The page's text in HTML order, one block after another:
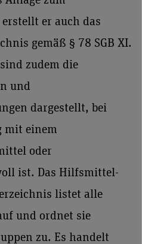
er auch das
gemäß § 78 SGB XI.
zudem die
und
dargestellt, bei
mit einem
oder
ist. Das Hilfsmittel-
listet alle
und ordnet sie
zu. Es handelt